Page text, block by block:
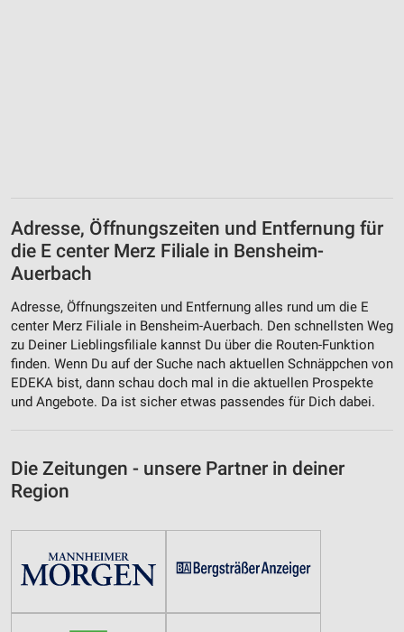
Adresse, Öffnungszeiten und Entfernung für
die E center Merz Filiale in Bensheim-
Auerbach
Adresse, Öffnungszeiten und Entfernung alles rund um die E
center Merz Filiale in Bensheim-Auerbach. Den schnellsten Weg
zu Deiner Lieblingsfiliale kannst Du über die Routen-Funktion
finden. Wenn Du auf der Suche nach aktuellen Schnäppchen von
EDEKA bist, dann schau doch mal in die aktuellen Prospekte
und Angebote. Da ist sicher etwas passendes für Dich dabei.
Die Zeitungen - unsere Partner in deiner
Region